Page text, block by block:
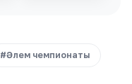
#Әлем чемпионаты